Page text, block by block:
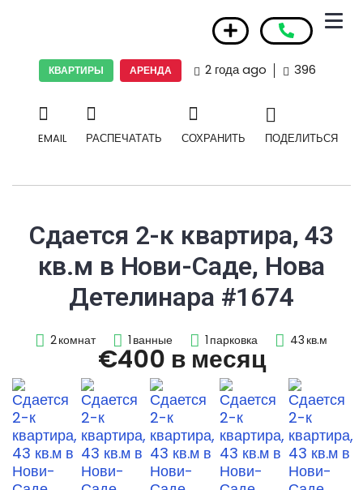
КВАРТИРЫ АРЕНДА 2 года ago 396
EMAIL РАСПЕЧАТАТЬ СОХРАНИТЬ ПОДЕЛИТЬСЯ
Сдается 2-к квартира, 43
кв.м в Нови-Саде, Нова
Детелинара #1674
2комнат 1 ванные 1 парковка 43 кв.м
€400 в месяц